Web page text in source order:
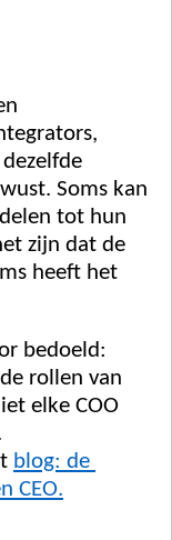
dezelfde
Soms kan
tot hun
zijn dat de
heeft het
bedoeld:
rollen van
elke COO
blog: de
CEO.